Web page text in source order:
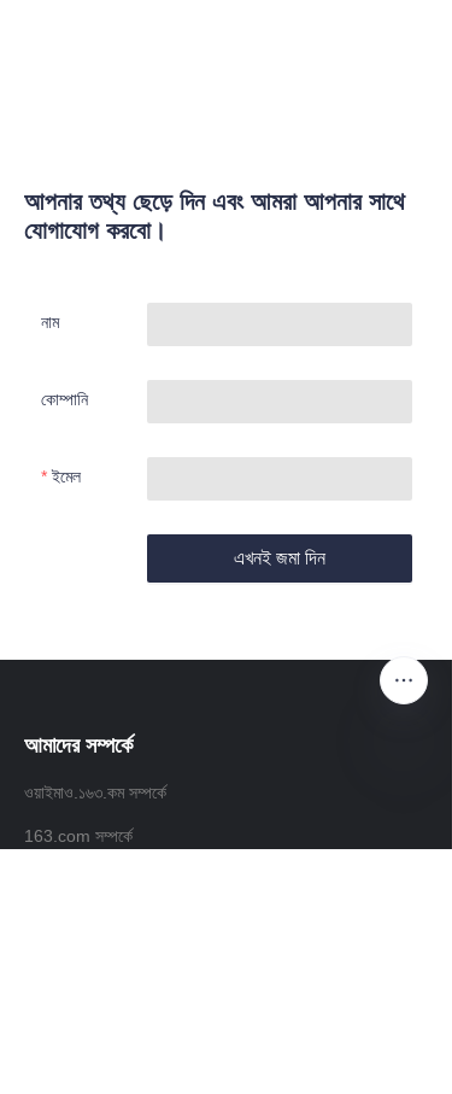
আপনার তথ্য ছেড়ে দিন এবং আমরা আপনার সাথে
যোগাযোগ করবো।
নাম
কোম্পানি
ইমেল
এখনই জমা দিন
আমাদের সম্পর্কে
ওয়াইমাও.১৬৩.কম সম্পর্কে
163.com সম্পর্কে
BN